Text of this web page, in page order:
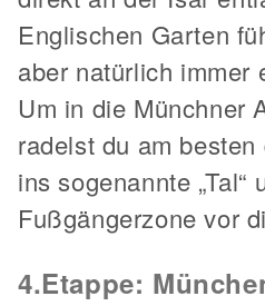
Englischen Garten
aber natürlich immer
Um in die Münchner
radelst du am
ins sogenannte
Fußgängerzone vor
4.Etappe: